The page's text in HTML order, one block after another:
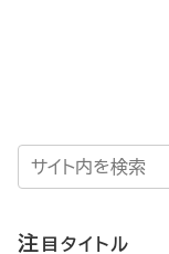
注 目タイトル